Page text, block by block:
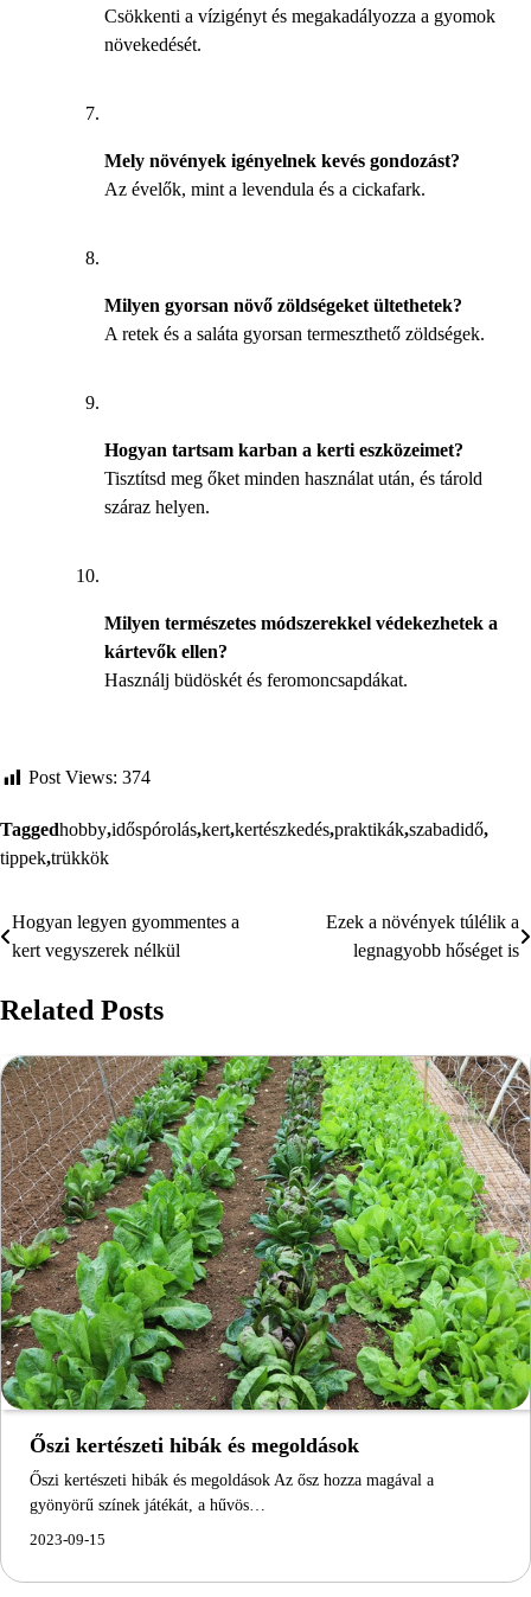
Csökkenti a vízigényt és megakadályozza a gyomok
növekedését.
Mely növények igényelnek kevés gondozást?
Az évelők, mint a levendula és a cickafark.
Milyen gyorsan növő zöldségeket ültethetek?
A retek és a saláta gyorsan termeszthető zöldségek.
Hogyan tartsam karban a kerti eszközeimet?
Tisztítsd meg őket minden használat után, és tárold
száraz helyen.
Milyen természetes módszerekkel védekezhetek a
kártevők ellen?
Használj büdöskét és feromoncsapdákat.
Post Views: 374
Taggedhobby,időspórolás,kert,kertészkedés,praktikák,szabadidő,
tippek,trükkök
Bejegyzés
Hogyan legyen gyommentes a
kert vegyszerek nélkül
Ezek a növények túlélik a
legnagyobb hőséget is
Related Posts
Őszi kertészeti hibák és megoldások
Őszi kertészeti hibák és megoldások Az ősz hozza magával a
gyönyörű színek játékát, a hűvös…
2023-09-15